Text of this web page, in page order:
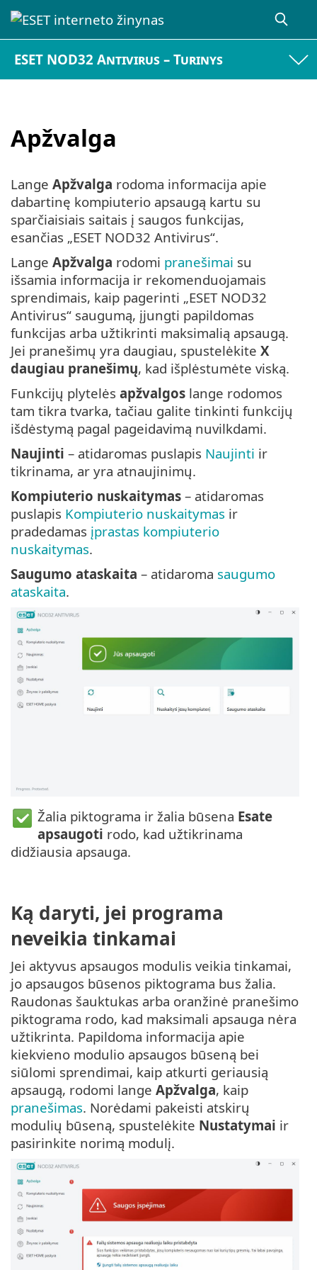
ESET NOD32 Antivirus – Turinys
Apžvalga
Lange Apžvalga rodoma informacija apie
dabartinę kompiuterio apsaugą kartu su
sparčiaisiais saitais į saugos funkcijas,
esančias „ESET NOD32 Antivirus“.
Lange Apžvalga rodomi pranešimai su
išsamia informacija ir rekomenduojamais
sprendimais, kaip pagerinti „ESET NOD32
Antivirus“ saugumą, įjungti papildomas
funkcijas arba užtikrinti maksimalią apsaugą.
Jei pranešimų yra daugiau, spustelėkite X
daugiau pranešimų, kad išplėstumėte viską.
Funkcijų plytelės apžvalgos lange rodomos
tam tikra tvarka, tačiau galite tinkinti funkcijų
išdėstymą pagal pageidavimą nuvilkdami.
Naujinti – atidaromas puslapis Naujinti ir
tikrinama, ar yra atnaujinimų.
Kompiuterio nuskaitymas – atidaromas
puslapis Kompiuterio nuskaitymas ir
pradedamas įprastas kompiuterio
nuskaitymas.
Saugumo ataskaita – atidaroma saugumo
ataskaita.
Žalia piktograma ir žalia būsena Esate
apsaugoti rodo, kad užtikrinama
didžiausia apsauga.
Ką daryti, jei programa
neveikia tinkamai
Jei aktyvus apsaugos modulis veikia tinkamai,
jo apsaugos būsenos piktograma bus žalia.
Raudonas šauktukas arba oranžinė pranešimo
piktograma rodo, kad maksimali apsauga nėra
užtikrinta. Papildoma informacija apie
kiekvieno modulio apsaugos būseną bei
siūlomi sprendimai, kaip atkurti geriausią
apsaugą, rodomi lange Apžvalga, kaip
pranešimas. Norėdami pakeisti atskirų
modulių būseną, spustelėkite Nustatymai ir
pasirinkite norimą modulį.